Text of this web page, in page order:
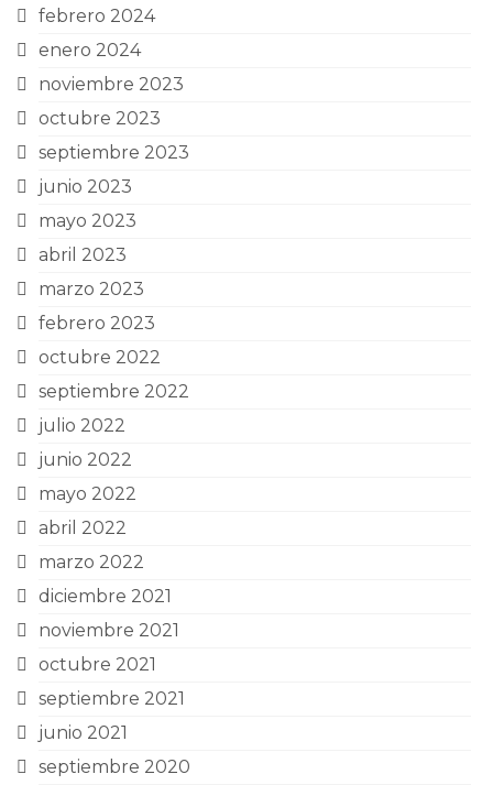
febrero 2024
enero 2024
noviembre 2023
octubre 2023
septiembre 2023
junio 2023
mayo 2023
abril 2023
marzo 2023
febrero 2023
octubre 2022
septiembre 2022
julio 2022
junio 2022
mayo 2022
abril 2022
marzo 2022
diciembre 2021
noviembre 2021
octubre 2021
septiembre 2021
junio 2021
septiembre 2020